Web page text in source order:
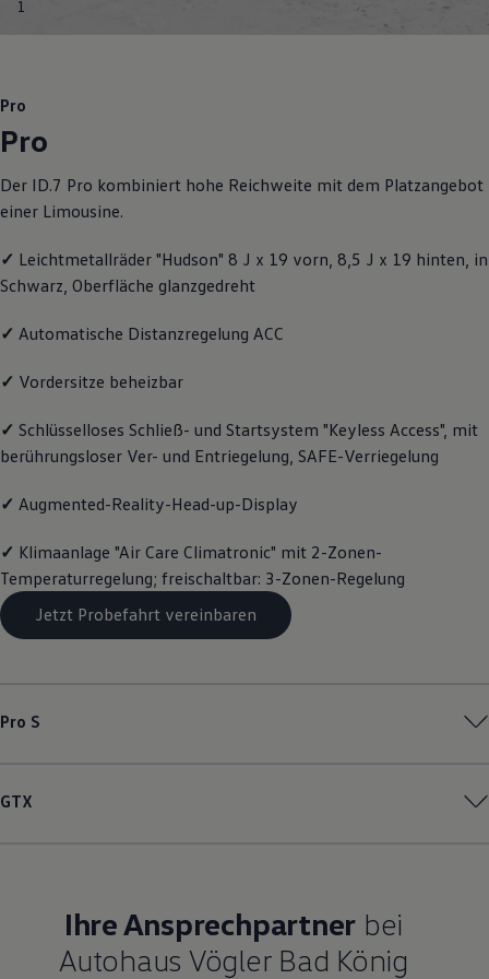
Räder und Reifen
Transport
Entertainment und Elektronik
Digitale Extras
Dienste für Ihr Modell finden
Volkswagen Apps, Login und Shop
Updates für Software, Karten und Radio
Vorgängermodelle
Kundeninformationen
Warn- und Kontrollleuchten
Assistenzsysteme
Digitale Betriebsanleitung
Magazin
Transport
Familie
Elektromobilität
Volkswagen R
Pannen- und Unfallhilfe
Volkswagen Kundenbetreuung
1
Pro
Pro
Der ID.7 Pro kombiniert hohe Reichweite mit dem Platzangebot
einer Limousine.
✓ Leichtmetallräder "Hudson" 8 J x 19 vorn, 8,5 J x 19 hinten, in
Schwarz, Oberfläche glanzgedreht
✓ Automatische Distanzregelung ACC
✓ Vordersitze beheizbar
✓ Schlüsselloses Schließ- und Startsystem "Keyless Access", mit
berührungsloser Ver- und Entriegelung, SAFE-Verriegelung
✓ Augmented-Reality-Head-up-Display
✓ Klimaanlage "Air Care Climatronic" mit 2-Zonen-
Temperaturregelung; freischaltbar: 3-Zonen-Regelung
Jetzt Probefahrt vereinbaren
Pro S
GTX
Ihre Ansprechpartner bei
Autohaus Vögler Bad König